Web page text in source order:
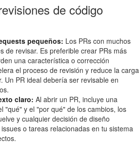
de código
pequeños: Los PRs con muchos
de revisar. Es preferible crear PRs más
una característica o corrección
el proceso de revisión y reduce la carga
Un PR ideal debería ser revisable en
claro: Al abrir un PR, incluye una
"qué" y el "por qué" de los cambios, los
y cualquier decisión de diseño
o tareas relacionadas en tu sistema